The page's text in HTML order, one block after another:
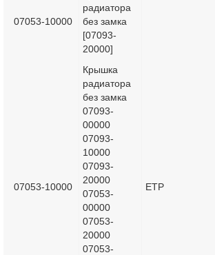
07053-10000
радиатора
без замка
[07093-
20000]
07053-10000
Крышка
радиатора
без замка
07093-
00000
07093-
10000
07093-
20000
07053-
00000
07053-
20000
07053-
ETP